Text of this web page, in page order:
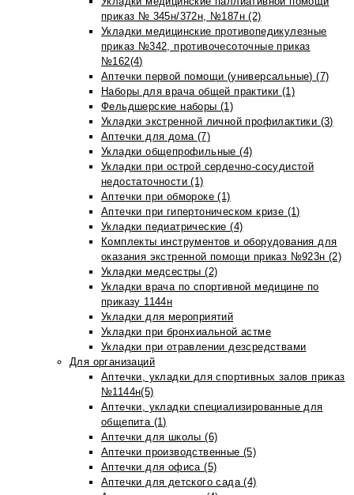
приказ № 345н/372н, №187н (2)
Укладки медицинские противопедикулезные
приказ №342, противочесоточные приказ
№162(4)
Аптечки первой помощи (универсальные) (7)
Наборы для врача общей практики (1)
Фельдшерские наборы (1)
Укладки экстренной личной профилактики (3)
Аптечки для дома (7)
Укладки общепрофильные (4)
Укладки при острой сердечно-сосудистой
недостаточности (1)
Аптечки при обмороке (1)
Аптечки при гипертоническом кризе (1)
Укладки педиатрические (4)
Комплекты инструментов и оборудования для
оказания экстренной помощи приказ №923н (2)
Укладки медсестры (2)
Укладки врача по спортивной медицине по
приказу 1144н
Укладки для мероприятий
Укладки при бронхиальной астме
Укладки при отравлении дезсредствами
Для организаций
Аптечки, укладки для спортивных залов приказ
№1144н(5)
Аптечки, укладки специализированные для
общепита (1)
Аптечки для школы (6)
Аптечки производственные (5)
Аптечки для офиса (5)
Аптечки для детского сада (4)